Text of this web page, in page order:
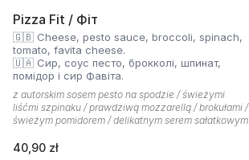
Pizza Fit / Фіт
🇬🇧 Cheese, pesto sauce, broccoli, spinach,
tomato, favita cheese.
🇺🇦 Сир, соус песто, брокколі, шпинат,
помідор і сир Фавіта.
z autorskim sosem pesto na spodzie / świeżymi
liśćmi szpinaku / prawdziwą mozzarellą / brokułami /
świeżym pomidorem / delikatnym serem sałatkowym
40,90 zł